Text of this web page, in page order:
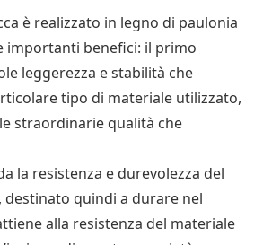
è realizzato in legno di paulonia
importanti benefici: il primo
leggerezza e stabilità che
tipo di materiale utilizzato,
straordinarie qualità che
la resistenza e durevolezza del
destinato quindi a durare nel
alla resistenza del materiale